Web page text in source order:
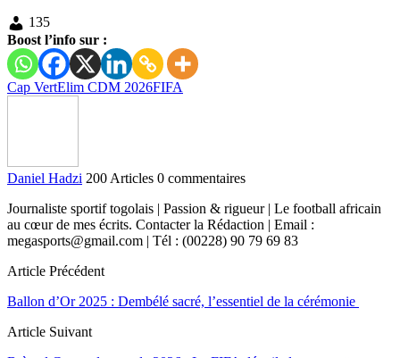
135
Boost l’info sur :
Cap VertElim CDM 2026FIFA
Daniel Hadzi 200 Articles 0 commentaires
Journaliste sportif togolais | Passion & rigueur | Le football africain
au cœur de mes écrits. Contacter la Rédaction | Email :
megasports@gmail.com | Tél : (00228) 90 79 69 83
Article Précédent
Ballon d’Or 2025 : Dembélé sacré, l’essentiel de la cérémonie
Article Suivant